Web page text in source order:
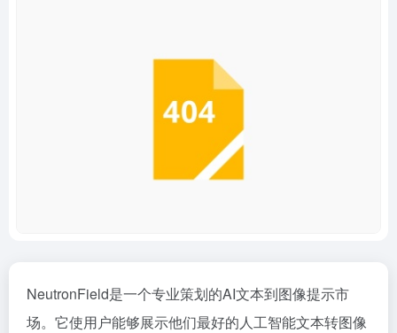
NeutronField是一个专业策划的AI文本到图像提示市
场。它使用户能够展示他们最好的人工智能文本转图像